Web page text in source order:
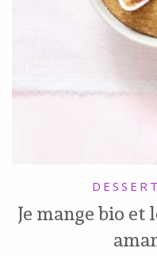
Je mange bio